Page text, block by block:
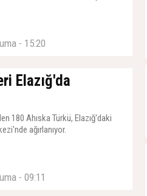
- 15:20
Elazığ'da
180 Ahıska Türkü, Elazığ'daki
ağırlanıyor.
- 09:11